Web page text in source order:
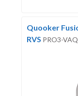
Quooker
RVS PRO3-